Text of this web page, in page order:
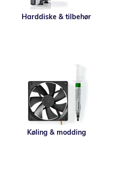
Harddiske & tilbehør
Køling & modding